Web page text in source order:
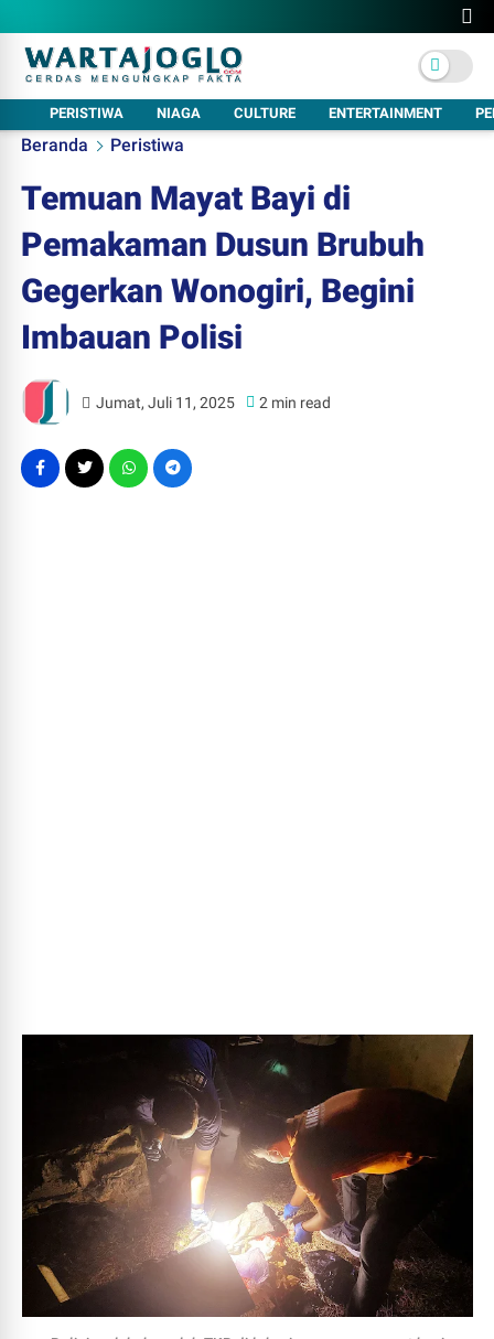
PERISTIWA NIAGA CULTURE ENTERTAINMENT
Beranda Peristiwa
Temuan Mayat Bayi di
Pemakaman Dusun Brubuh
Gegerkan Wonogiri, Begini
Imbauan Polisi
Jumat, Juli 11, 2025 2 min read